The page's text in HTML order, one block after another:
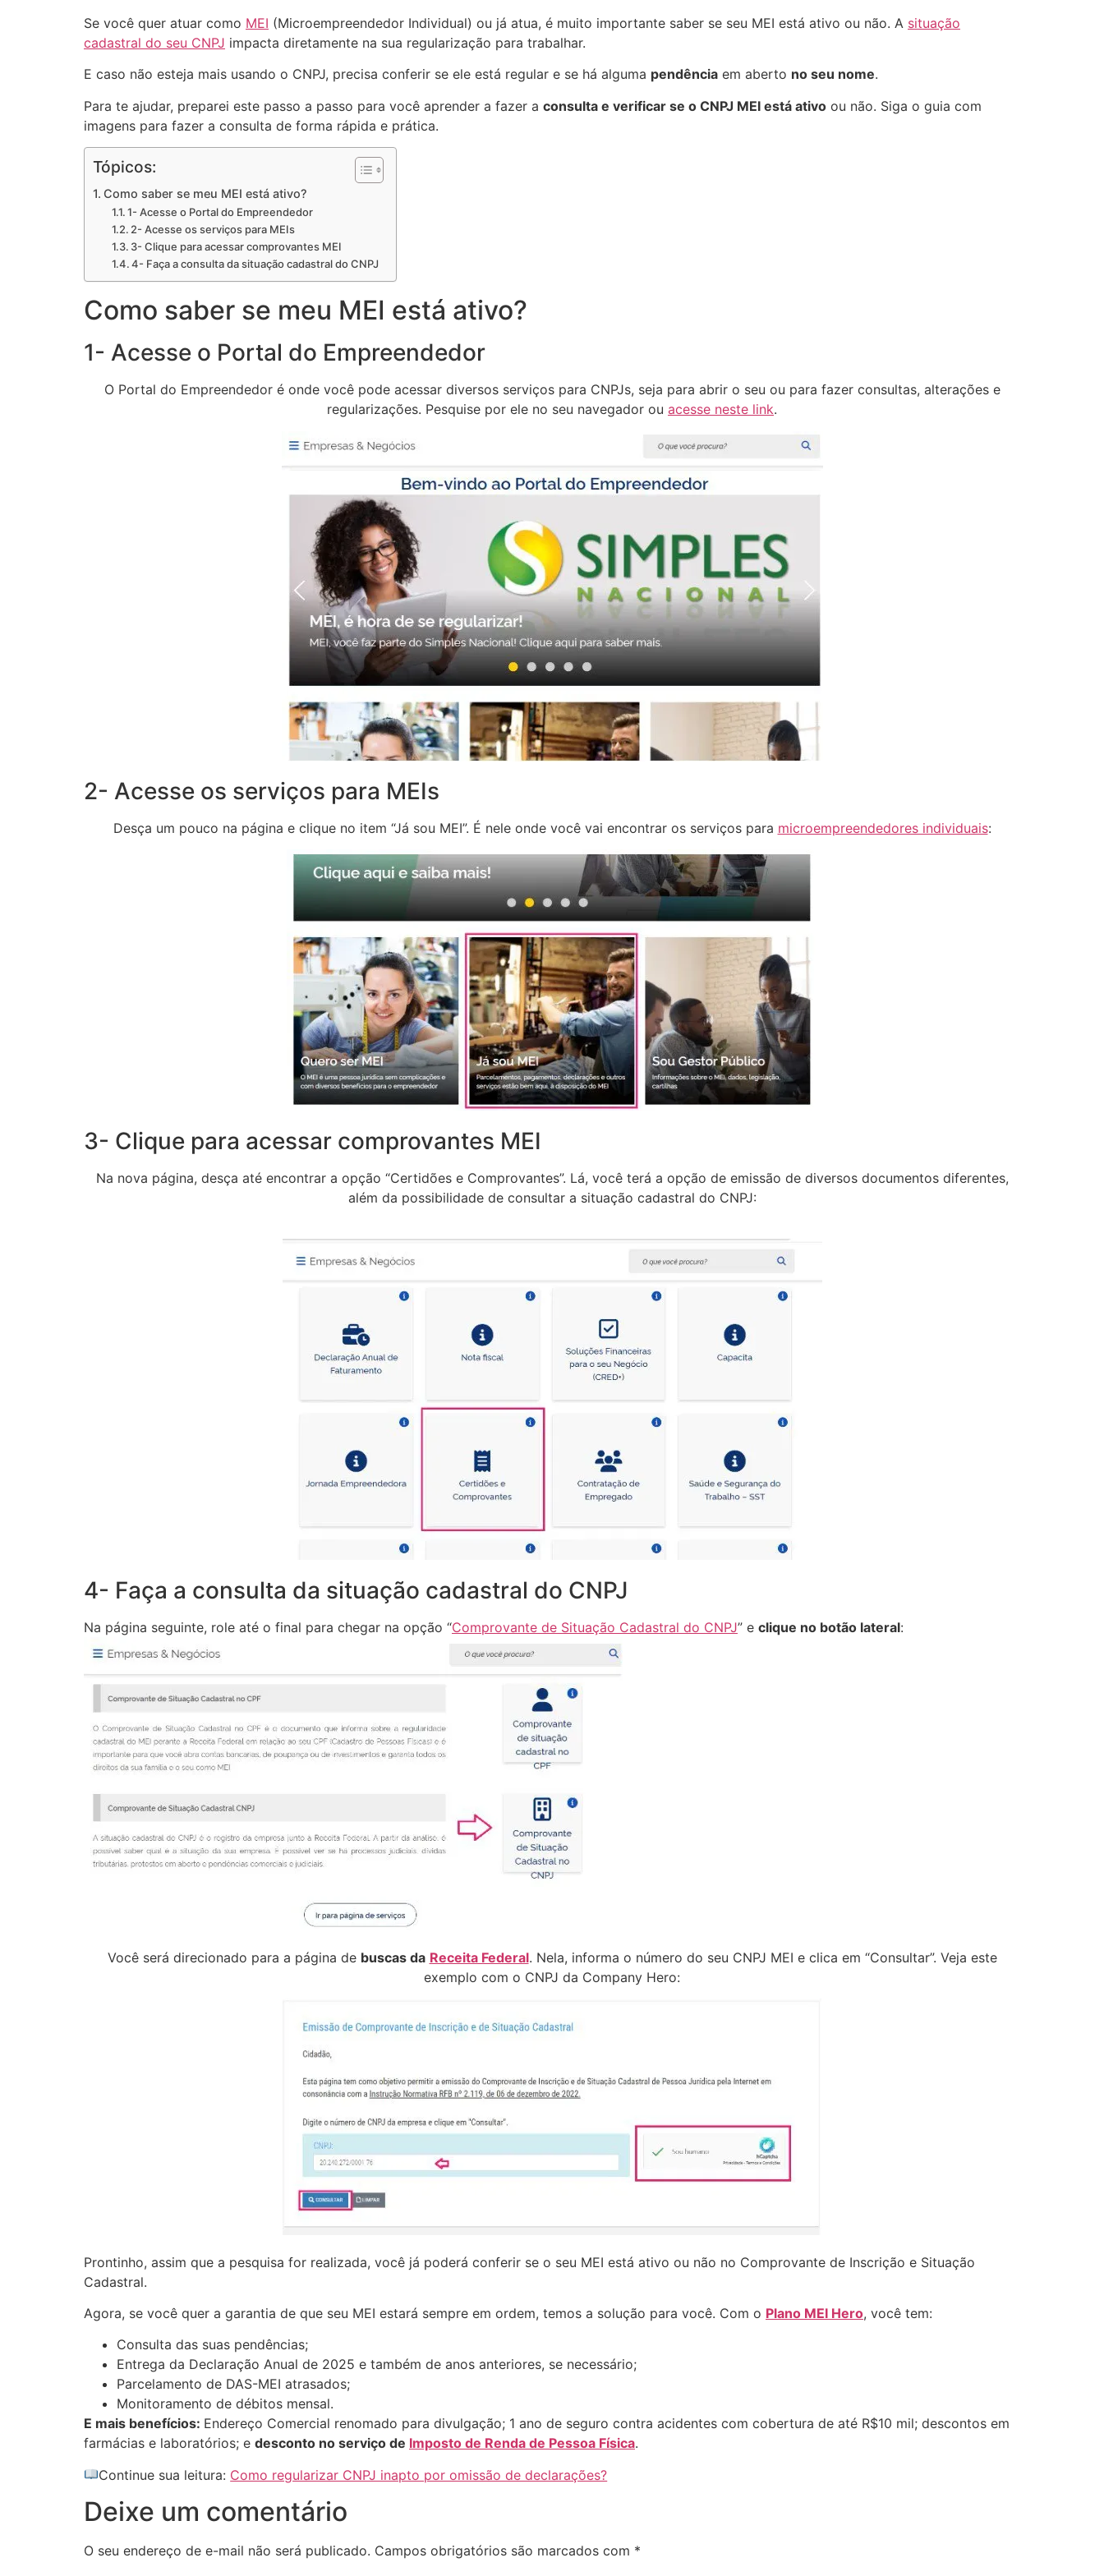
Se você quer atuar como MEI (Microempreendedor Individual) ou já atua, é muito importante saber se seu MEI está ativo ou não. A situação
cadastral do seu CNPJ impacta diretamente na sua regularização para trabalhar.
E caso não esteja mais usando o CNPJ, precisa conferir se ele está regular e se há alguma pendência em aberto no seu nome.
Para te ajudar, preparei este passo a passo para você aprender a fazer a consulta e verificar se o CNPJ MEI está ativo ou não. Siga o guia com
imagens para fazer a consulta de forma rápida e prática.
Tópicos:
Como saber se meu MEI está ativo?
1- Acesse o Portal do Empreendedor
2- Acesse os serviços para MEIs
3- Clique para acessar comprovantes MEI
4- Faça a consulta da situação cadastral do CNPJ
Como saber se meu MEI está ativo?
1- Acesse o Portal do Empreendedor
O Portal do Empreendedor é onde você pode acessar diversos serviços para CNPJs, seja para abrir o seu ou para fazer consultas, alterações e
regularizações. Pesquise por ele no seu navegador ou acesse neste link.
2- Acesse os serviços para MEIs
Desça um pouco na página e clique no item “Já sou MEI”. É nele onde você vai encontrar os serviços para microempreendedores individuais:
3- Clique para acessar comprovantes MEI
Na nova página, desça até encontrar a opção “Certidões e Comprovantes”. Lá, você terá a opção de emissão de diversos documentos diferentes,
além da possibilidade de consultar a situação cadastral do CNPJ:
4- Faça a consulta da situação cadastral do CNPJ
Na página seguinte, role até o final para chegar na opção “Comprovante de Situação Cadastral do CNPJ” e clique no botão lateral:
Você será direcionado para a página de buscas da Receita Federal. Nela, informa o número do seu CNPJ MEI e clica em “Consultar”. Veja este
exemplo com o CNPJ da Company Hero:
Prontinho, assim que a pesquisa for realizada, você já poderá conferir se o seu MEI está ativo ou não no Comprovante de Inscrição e Situação
Cadastral.
Agora, se você quer a garantia de que seu MEI estará sempre em ordem, temos a solução para você. Com o Plano MEI Hero, você tem:
Consulta das suas pendências;
Entrega da Declaração Anual de 2025 e também de anos anteriores, se necessário;
Parcelamento de DAS-MEI atrasados;
Monitoramento de débitos mensal.
E mais benefícios: Endereço Comercial renomado para divulgação; 1 ano de seguro contra acidentes com cobertura de até R$10 mil; descontos em
farmácias e laboratórios; e desconto no serviço de Imposto de Renda de Pessoa Física.
Continue sua leitura: Como regularizar CNPJ inapto por omissão de declarações?
Deixe um comentário
O seu endereço de e-mail não será publicado. Campos obrigatórios são marcados com *